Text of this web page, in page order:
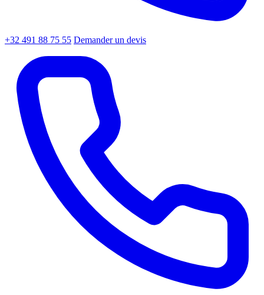
+32 491 88 75 55 Demander un devis